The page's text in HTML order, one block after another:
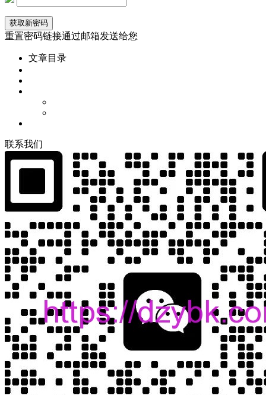
重置密码链接通过邮箱发送给您
文章目录
联系我们